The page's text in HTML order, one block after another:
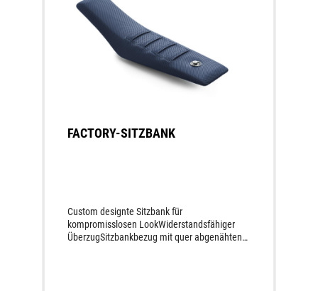
FACTORY-SITZBANK
Custom designte Sitzbank für
kompromisslosen LookWiderstandsfähiger
ÜberzugSitzbankbezug mit quer abgenähten